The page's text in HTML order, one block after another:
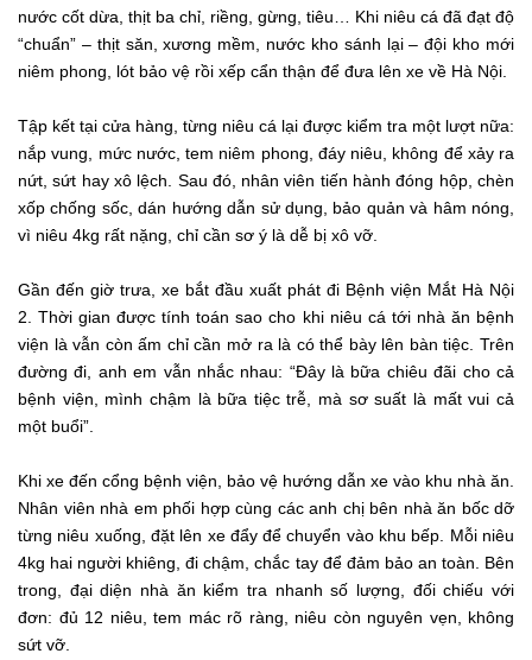
nước cốt dừa, thịt ba chỉ, riềng, gừng, tiêu… Khi niêu cá đã đạt độ
“chuẩn” – thịt săn, xương mềm, nước kho sánh lại – đội kho mới
niêm phong, lót bảo vệ rồi xếp cẩn thận để đưa lên xe về Hà Nội.
Tập kết tại cửa hàng, từng niêu cá lại được kiểm tra một lượt nữa:
nắp vung, mức nước, tem niêm phong, đáy niêu, không để xảy ra
nứt, sứt hay xô lệch. Sau đó, nhân viên tiến hành đóng hộp, chèn
xốp chống sốc, dán hướng dẫn sử dụng, bảo quản và hâm nóng,
vì niêu 4kg rất nặng, chỉ cần sơ ý là dễ bị xô vỡ.
Gần đến giờ trưa, xe bắt đầu xuất phát đi Bệnh viện Mắt Hà Nội
2. Thời gian được tính toán sao cho khi niêu cá tới nhà ăn bệnh
viện là vẫn còn ấm chỉ cần mở ra là có thể bày lên bàn tiệc. Trên
đường đi, anh em vẫn nhắc nhau: “Đây là bữa chiêu đãi cho cả
bệnh viện, mình chậm là bữa tiệc trễ, mà sơ suất là mất vui cả
một buổi”.
Khi xe đến cổng bệnh viện, bảo vệ hướng dẫn xe vào khu nhà ăn.
Nhân viên nhà em phối hợp cùng các anh chị bên nhà ăn bốc dỡ
từng niêu xuống, đặt lên xe đẩy để chuyển vào khu bếp. Mỗi niêu
4kg hai người khiêng, đi chậm, chắc tay để đảm bảo an toàn. Bên
trong, đại diện nhà ăn kiểm tra nhanh số lượng, đối chiếu với
đơn: đủ 12 niêu, tem mác rõ ràng, niêu còn nguyên vẹn, không
sứt vỡ.